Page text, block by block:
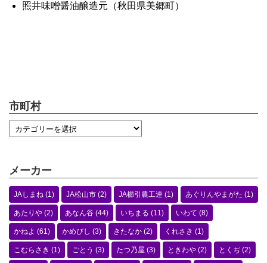
照井味噌醤油醸造元（秋田県美郷町）
市町村
メーカー
JAしまね (1) JA松山市 (2) JA櫛引農工連 (1) あぐりんやまがた (1)
あたりや (2) あなん谷 (44) いちまる (11) いわて (8)
かねよ (61) かめびし (3) きたなか (2) くれさき (1)
こむらさき (1) ごとう (3) たつ乃屋 (3) ときわや (2) とくぢ (2)